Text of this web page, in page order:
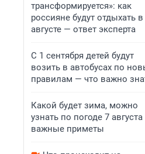
трансформируется»: как
россияне будут отдыхать в
августе — ответ эксперта
С 1 сентября детей будут
возить в автобусах по
правилам — что важно
Какой будет зима, можно
узнать по погоде 7
важные приметы